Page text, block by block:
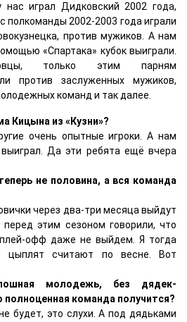
играл Дидковский 2002 года,
полкоманды2002-2003 года играли
против мужиков. А нам
«Спартака» кубок выиграли.
только этим парням
против заслуженных мужиков,
команд и так далее.
Кицына из «Кузни»?
очень опытные игроки. А нам
выиграл. Да эти ребята ещё вчера
не половина, а вся команда
через два-три месяца выйдут
этим сезоном говорили, что
офф даже не выйдем. Я тогда
цыплят считают по весне. Вот
молодежь, без дядек-
полноценная команда получится?
будет, это слухи. А под дядьками